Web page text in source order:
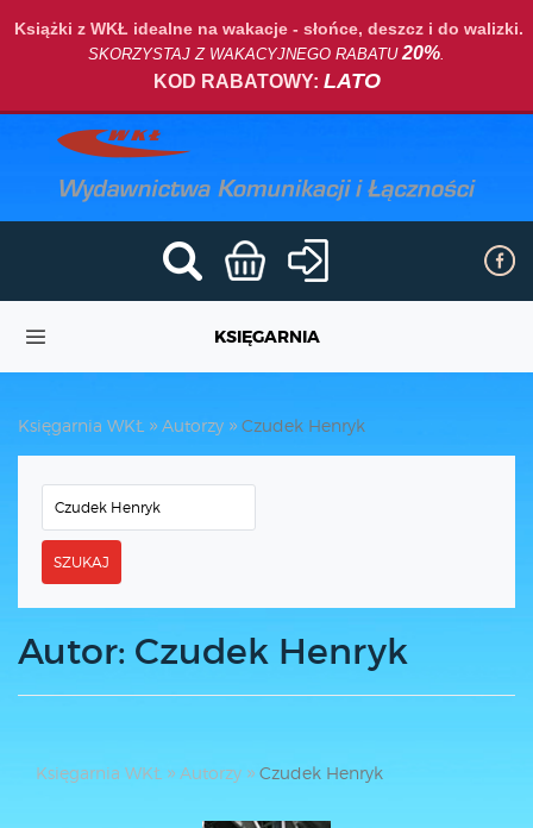
Książki z WKŁ idealne na wakacje - słońce, deszcz i do walizki.
SKORZYSTAJ Z WAKACYJNEGO RABATU20%.
KOD RABATOWY: LATO
KSIĘGARNIA
Księgarnia WKŁ Autorzy Czudek Henryk
SZUKAJ
Autor: Czudek Henryk
Księgarnia WKŁ Autorzy Czudek Henryk